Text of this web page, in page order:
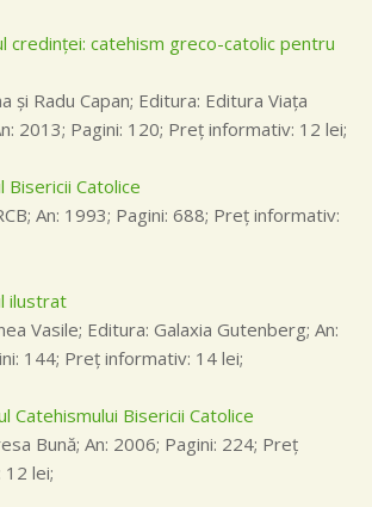
credinţei: catehism greco-catolic pentru
şi Radu Capan; Editura: Editura Viaţa
2013; Pagini: 120; Preţ informativ: 12 lei;
Bisericii Catolice
An: 1993; Pagini: 688; Preţ informativ:
ilustrat
Vasile; Editura: Galaxia Gutenberg; An:
144; Preţ informativ: 14 lei;
Catehismului Bisericii Catolice
Bună; An: 2006; Pagini: 224; Preţ
lei;